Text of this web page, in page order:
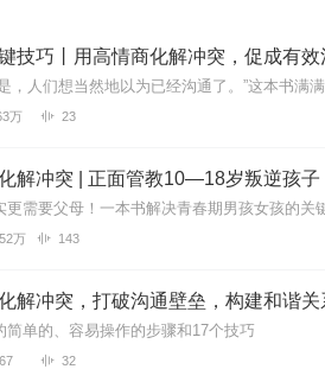
技巧丨用高情商化解冲突，促成有效
万 23
解冲突 | 正面管教10—18岁叛逆孩子
万 143
解冲突，打破沟通壁垒，构建和谐关
简单的、容易操作的步骤和17个技巧
32